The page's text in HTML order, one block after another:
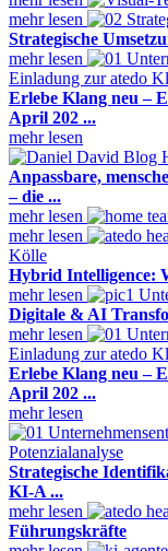
mehr lesen
Strategische
mehr lesen
Einladung zur atedo
Erlebe Klang neu –
April 202 ...
mehr lesen
Anpassbare,
– die ...
mehr lesen
mehr lesen
Kölle
Hybrid Intelligence:
mehr lesen
Digitale & AI
mehr lesen
Einladung zur atedo
Erlebe Klang neu –
April 202 ...
mehr lesen
Potenzialanalyse
Strategische
KI-A ...
mehr lesen
Führungskräfte